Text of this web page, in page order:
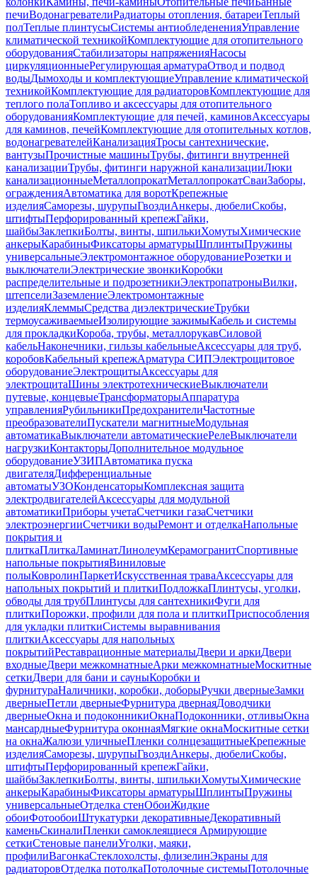
печиВодонагревателиРадиаторы отопления, батареиТеплый
полТеплые плинтусыСистемы антиобледененияУправление
климатической техникойКомплектующие для отопительного
оборудованияСтабилизаторы напряженияНасосы
циркуляционныеРегулирующая арматураОтвод и подвод
водыДымоходы и комплектующиеУправление климатической
техникойКомплектующие для радиаторовКомплектующие для
теплого полаТопливо и аксессуары для отопительного
оборудованияКомплектующие для печей, каминовАксессуары
для каминов, печейКомплектующие для отопительных котлов,
водонагревателейКанализацияТросы сантехнические,
вантузыПрочистные машиныТрубы, фитинги внутренней
канализацииТрубы, фитинги наружной канализацииЛюки
канализационныеМеталлопрокатМеталлопрокатСваиЗаборы,
огражденияАвтоматика для воротКрепежные
изделияСаморезы, шурупыГвоздиАнкеры, дюбелиСкобы,
штифтыПерфорированный крепежГайки,
шайбыЗаклепкиБолты, винты, шпилькиХомутыХимические
анкерыКарабиныФиксаторы арматурыШплинтыПружины
универсальныеЭлектромонтажное оборудованиеРозетки и
выключателиЭлектрические звонкиКоробки
распределительные и подрозетникиЭлектропатроныВилки,
штепселиЗаземлениеЭлектромонтажные
изделияКлеммыСредства диэлектрическиеТрубки
термоусаживаемыеИзолирующие зажимыКабель и системы
для прокладкиКороба, трубы, металлорукавСиловой
кабельНаконечники, гильзы кабельныеАксессуары для труб,
коробовКабельный крепежАрматура СИПЭлектрощитовое
оборудованиеЭлектрощитыАксессуары для
электрощитаШины электротехническиеВыключатели
путевые, концевыеТрансформаторыАппаратура
управленияРубильникиПредохранителиЧастотные
преобразователиПускатели магнитныеМодульная
автоматикаВыключатели автоматическиеРелеВыключатели
нагрузкиКонтакторыДополнительное модульное
оборудованиеУЗИПАвтоматика пуска
двигателяДифференциальные
автоматыУЗОКонденсаторыКомплексная защита
электродвигателейАксессуары для модульной
автоматикиПриборы учетаСчетчики газаСчетчики
электроэнергииСчетчики водыРемонт и отделкаНапольные
покрытия и
плиткаПлиткаЛаминатЛинолеумКерамогранитСпортивные
напольные покрытияВиниловые
полыКовролинПаркетИскусственная траваАксессуары для
напольных покрытий и плиткиПодложкаПлинтусы, уголки,
обводы для трубПлинтусы для сантехникиФуги для
плиткиПорожки, профили для пола и плиткиПриспособления
для укладки плиткиСистемы выравнивания
плиткиАксессуары для напольных
покрытийРеставрационные материалыДвери и аркиДвери
входныеДвери межкомнатныеАрки межкомнатныеМоскитные
сеткиДвери для бани и сауныКоробки и
фурнитураНаличники, коробки, доборыРучки дверныеЗамки
дверныеПетли дверныеФурнитура двернаяДоводчики
дверныеОкна и подоконникиОкнаПодоконники, отливыОкна
мансардныеФурнитура оконнаяМягкие окнаМоскитные сетки
на окнаЖалюзи уличныеПленки солнцезащитныеКрепежные
изделияСаморезы, шурупыГвоздиАнкеры, дюбелиСкобы,
штифтыПерфорированный крепежГайки,
шайбыЗаклепкиБолты, винты, шпилькиХомутыХимические
анкерыКарабиныФиксаторы арматурыШплинтыПружины
универсальныеОтделка стенОбоиЖидкие
обоиФотообоиШтукатурки декоративныеДекоративный
каменьСкиналиПленки самоклеящиеся Армирующие
сеткиСтеновые панелиУголки, маяки,
профилиВагонкаСтеклохолсты, флизелинЭкраны для
радиаторовОтделка потолкаПотолочные системыПотолочные